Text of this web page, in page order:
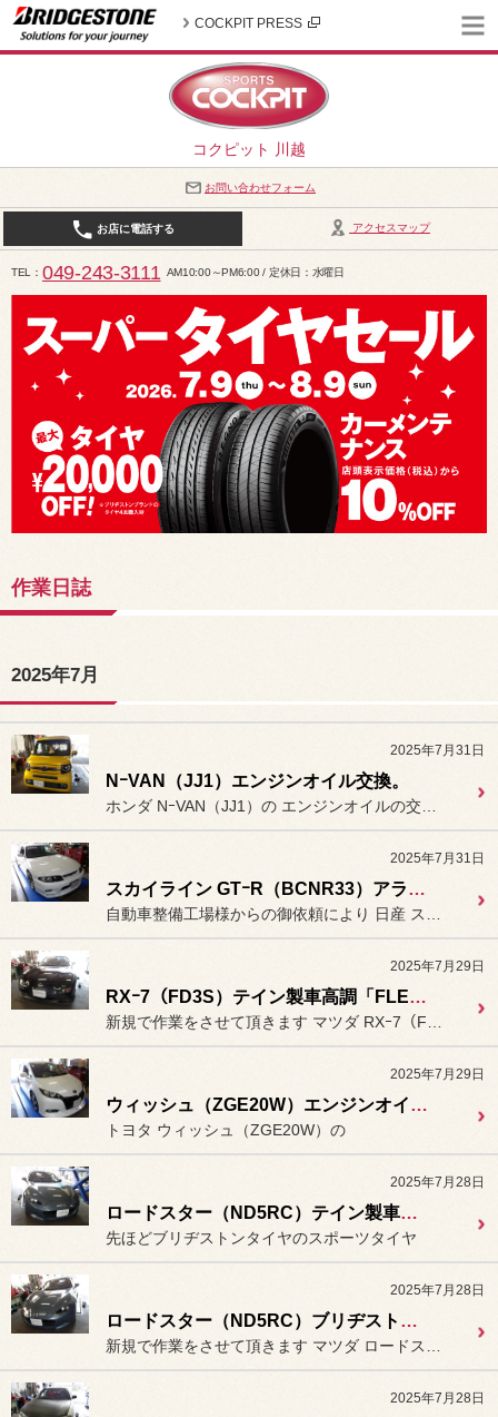
コクピット 川越
COCKPIT PRESS
お問い合わせフォーム
アクセスマップ
お店に電話する
TEL 049-243-3111 AM10:00～PM6:00 / 定休日：水曜日
作業日誌
2025年7月
2025年7月31日
NｰVAN（JJ1）エンジンオイル交換。
2025年7月31日
スカイライン GTｰR（BCNR33）アライメント測定＆調整。
2025年7月29日
RXｰ7（FD3S）テイン製車高調「FLEX-Z」装着。
2025年7月29日
ウィッシュ（ZGE20W）エンジンオイル交換。
トヨタ ウィッシュ（ZGE20W）の
2025年7月28日
ロードスター（ND5RC）テイン製車高調「FLEX-Z」装着＆アライメント作業。
先ほどブリヂストンタイヤのスポーツタイヤ
2025年7月28日
ロードスター（ND5RC）ブリヂストンタイヤ「ポテンザ RE-71RS」装着＆エンジンオイル交換。
2025年7月28日